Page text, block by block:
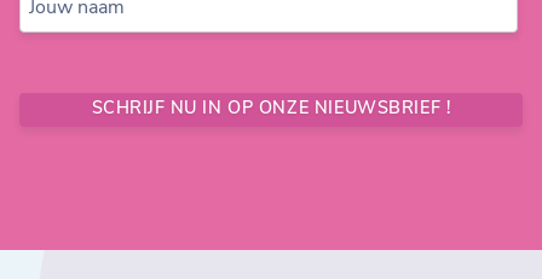
Jouw naam
SCHRIJF NU IN OP ONZE NIEUWSBRIEF !